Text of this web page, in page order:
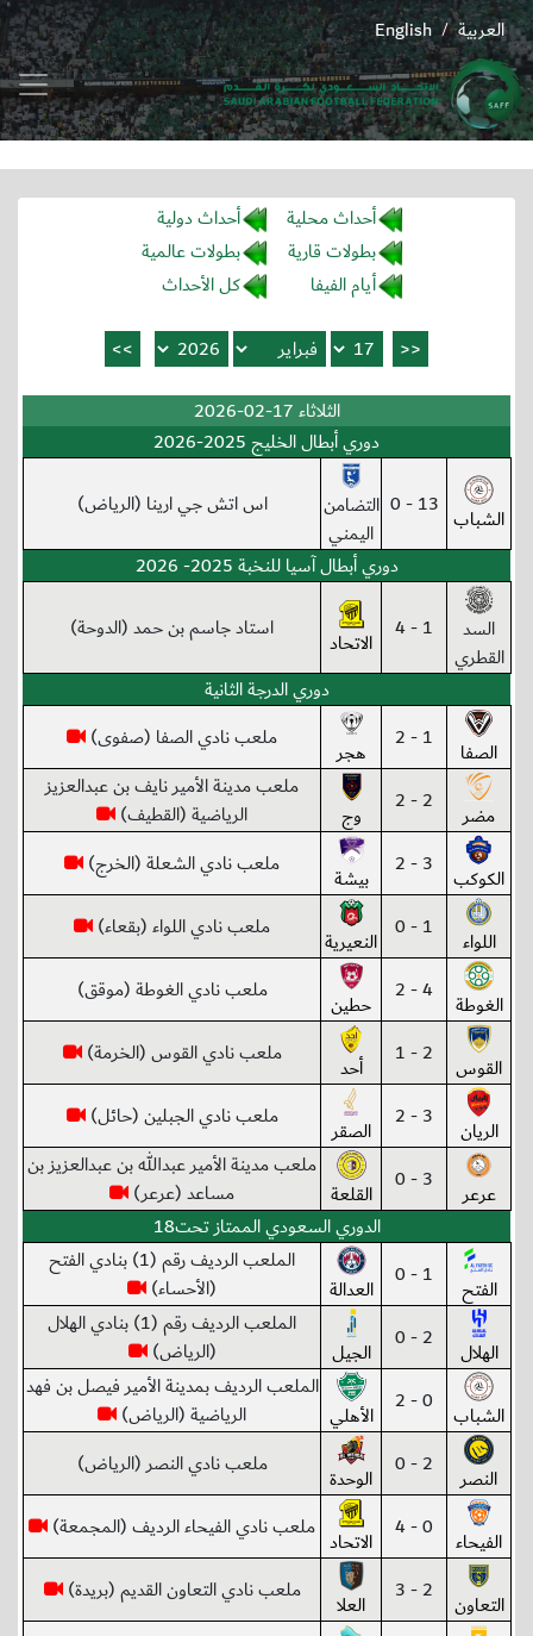
English / العربية
أحداث محلية
أحداث دولية
بطولات قارية
بطولات عالمية
أيام الفيفا
كل الأحداث
الثلاثاء 17-02-2026
دوري أبطال الخليج 2025-2026
الشباب 13 - 0
التضامن
اليمني
اس اتش جي ارينا (الرياض)
دوري أبطال آسيا للنخبة 2025- 2026
السد
القطري
1 - 4 الاتحاد
استاد جاسم بن حمد (الدوحة)
دوري الدرجة الثانية
الصفا 1 - 2 هجر ملعب نادي الصفا (صفوى)
مضر 2 - 2 وج
ملعب مدينة الأمير نايف بن عبدالعزيز
الرياضية (القطيف)
الكوكب 3 - 2 بيشة ملعب نادي الشعلة (الخرج)
اللواء 1 - 0 النعيرية ملعب نادي اللواء (بقعاء)
الغوطة 4 - 2 حطين ملعب نادي الغوطة (موقق)
القوس 2 - 1 أحد ملعب نادي القوس (الخرمة)
الريان 3 - 2 الصقر ملعب نادي الجبلين (حائل)
عرعر 3 - 0 القلعة
ملعب مدينة الأمير عبدالله بن عبدالعزيز بن
مساعد (عرعر)
الدوري السعودي الممتاز تحت18
الفتح 1 - 0 العدالة
الملعب الرديف رقم (1) بنادي الفتح
(الأحساء)
الهلال 2 - 0 الجيل
الملعب الرديف رقم (1) بنادي الهلال
(الرياض)
الشباب 0 - 2 الأهلي
الملعب الرديف بمدينة الأمير فيصل بن فهد
الرياضية (الرياض)
النصر 2 - 0 الوحدة ملعب نادي النصر (الرياض)
الفيحاء 0 - 4 الاتحاد ملعب نادي الفيحاء الرديف (المجمعة)
التعاون 2 - 3 العلا ملعب نادي التعاون القديم (بريدة)